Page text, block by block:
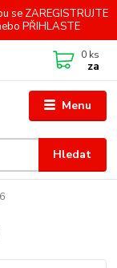
se ZAREGISTRUJTE
PŘIHLASTE
Menu
Hledat
0 ks
za